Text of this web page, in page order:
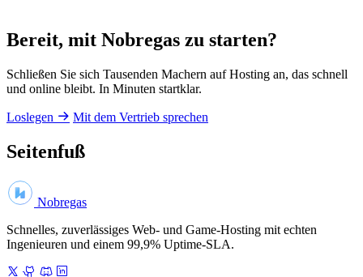
Bereit, mit Nobregas zu starten?
Schließen Sie sich Tausenden Machern auf Hosting an, das schnell
und online bleibt. In Minuten startklar.
Loslegen Mit dem Vertrieb sprechen
Seitenfuß
Nobregas
Schnelles, zuverlässiges Web- und Game-Hosting mit echten
Ingenieuren und einem 99,9% Uptime-SLA.